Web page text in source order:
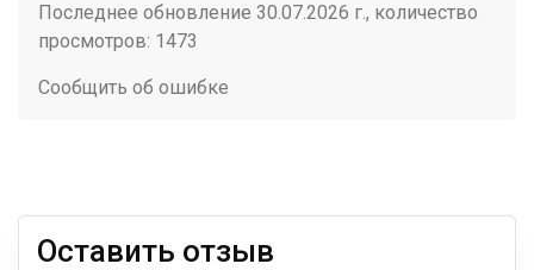
Последнее обновление 30.07.2026 г., количество
просмотров: 1473
Сообщить об ошибке
Оставить отзыв